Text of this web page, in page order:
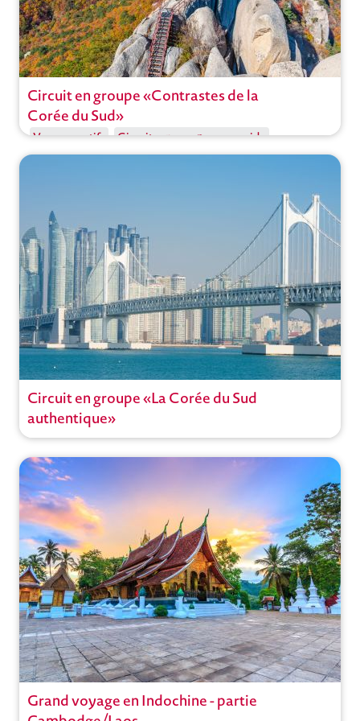
Circuit
Circuit en groupe «Contrastes de la
Corée du Sud»
Voyages actifs
Circuits en groupe avec guide
Voyages à thème
Ouvrir
Circuit
Circuit en groupe «La Corée du Sud
authentique»
Corée du Sud
Ouvrir
Circuit
Grand voyage en Indochine - partie